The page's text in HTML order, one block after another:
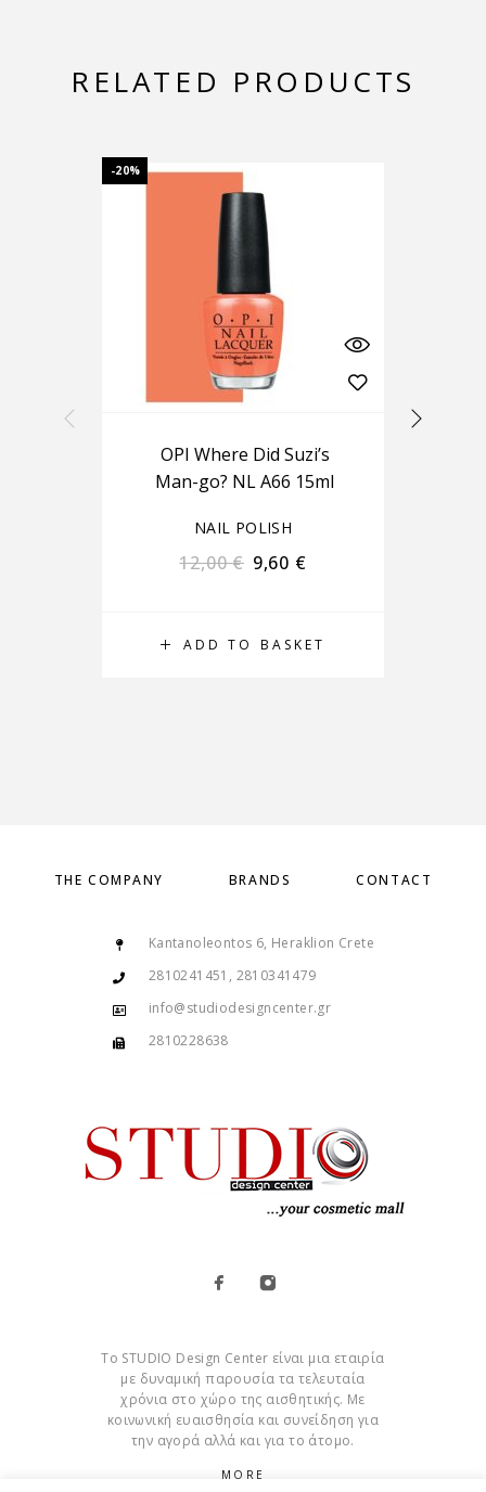
RELATED PRODUCTS
-20%
ADD TO BASKET
OPI Where Did Suzi’s
Man-go? NL A66 15ml
NAIL POLISH
12,00€ 9,60 €
THE COMPANY BRANDS CONTACT
Kantanoleontos 6, Heraklion Crete
2810241451, 2810341479
info@studiodesigncenter.gr
2810228638
Το STUDIO Design Center είναι μια εταιρία
με δυναμική παρουσία τα τελευταία
χρόνια στο χώρο της αισθητικής. Με
κοινωνική ευαισθησία και συνείδηση για
την αγορά αλλά και για το άτομο.
MORE